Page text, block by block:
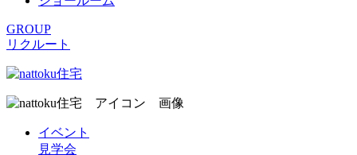
GROUP
リクルート
イベント
見学会